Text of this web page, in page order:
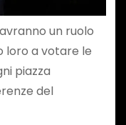
un ruolo
loro a votare le
piazza
del